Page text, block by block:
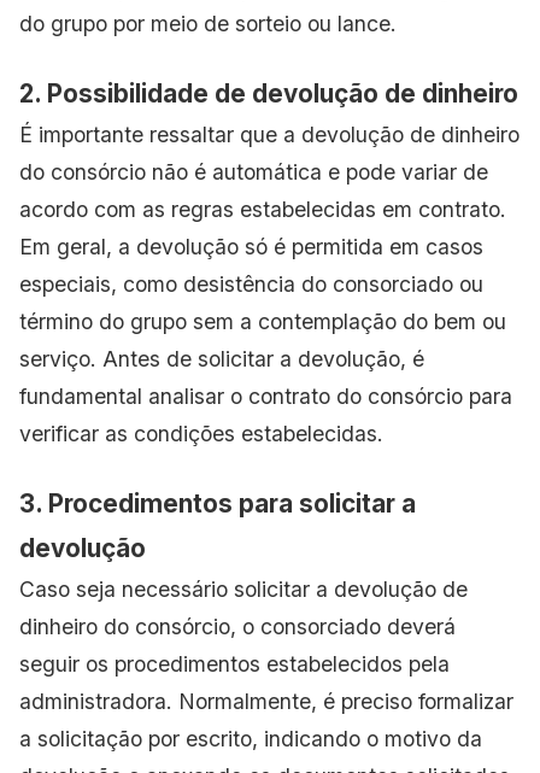
do grupo por meio de sorteio ou lance.
2. Possibilidade de devolução de dinheiro
É importante ressaltar que a devolução de dinheiro
do consórcio não é automática e pode variar de
acordo com as regras estabelecidas em contrato.
Em geral, a devolução só é permitida em casos
especiais, como desistência do consorciado ou
término do grupo sem a contemplação do bem ou
serviço. Antes de solicitar a devolução, é
fundamental analisar o contrato do consórcio para
verificar as condições estabelecidas.
3. Procedimentos para solicitar a
devolução
Caso seja necessário solicitar a devolução de
dinheiro do consórcio, o consorciado deverá
seguir os procedimentos estabelecidos pela
administradora. Normalmente, é preciso formalizar
a solicitação por escrito, indicando o motivo da